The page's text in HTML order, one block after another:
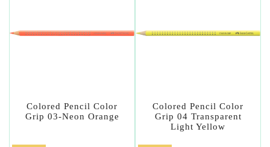
Colored Pencil Color
Grip 03-Neon Orange
Colored Pencil Color
Grip 04 Transparent
Light Yellow